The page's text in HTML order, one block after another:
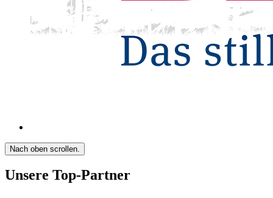
Nach oben scrollen.
Unsere Top-Partner